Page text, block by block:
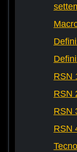
RSN
RSN
RSN
RSN